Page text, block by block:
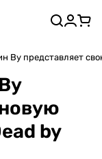
Ву представляет
by